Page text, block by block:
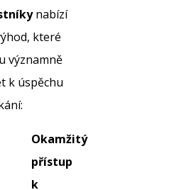
nabízí
které
významně
k úspěchu
Okamžitý
přístup
k